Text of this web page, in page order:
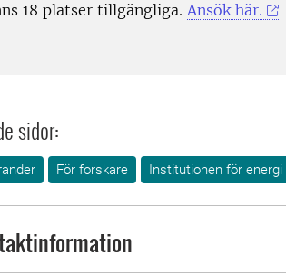
18 platser tillgängliga. Ansök här.
sidor:
För forskare Institutionen för energi